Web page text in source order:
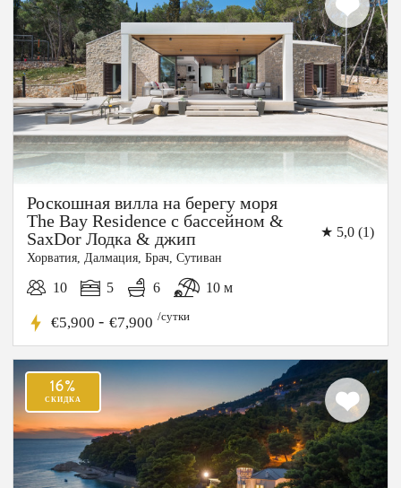
Роскошная вилла на берегу моря
The Bay Residence с бассейном &
SaxDor Лодка & джип
★ 5,0 (1)
Хорватия, Далмация, Брач, Сутиван
10 5 6 10 м
€5,900 - €7,900 /сутки